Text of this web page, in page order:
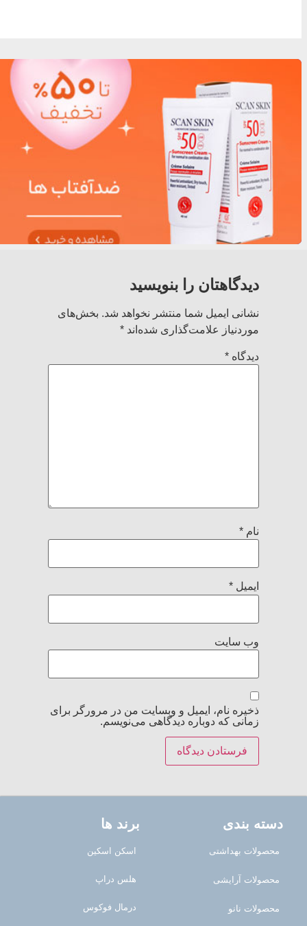
دیدگاهتان را بنویسید
نشانی ایمیل شما منتشر نخواهد شد. بخش‌های
موردنیاز علامت‌گذاری شده‌اند *
دیدگاه*
نام*
ایمیل*
وب‌ سایت
ذخیره نام، ایمیل و وبسایت من در مرورگر برای
زمانی که دوباره دیدگاهی می‌نویسم.
دسته بندی
محصولات بهداشتی
محصولات آرایشی
محصولات نانو
برند ها
اسکن اسکین
هلس دراپ
درمال فوکوس